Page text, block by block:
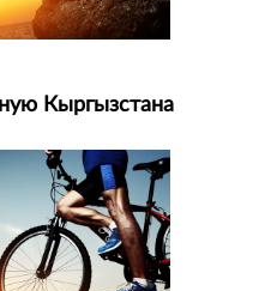
Кыргызстана